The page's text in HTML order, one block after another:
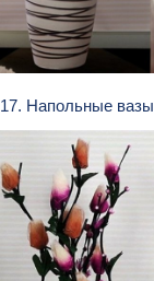
17. Напольные вазы